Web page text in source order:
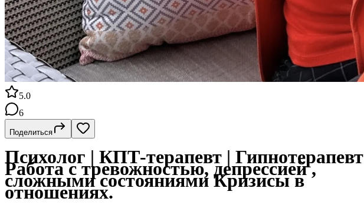
5.0
6
Поделиться
Психолог | КПТ-терапевт | Гипнотерапевт
Работа с тревожностью, депрессией ,
сложными состояниями Кризисы в
отношениях.